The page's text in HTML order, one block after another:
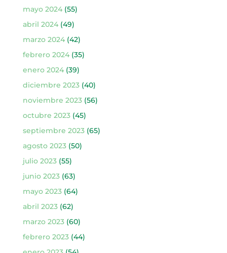
mayo 2024(55)
abril 2024(49)
marzo 2024(42)
febrero 2024(35)
enero 2024(39)
diciembre 2023(40)
noviembre 2023(56)
octubre 2023(45)
septiembre 2023(65)
agosto 2023(50)
julio 2023(55)
junio 2023(63)
mayo 2023(64)
abril 2023(62)
marzo 2023(60)
febrero 2023(44)